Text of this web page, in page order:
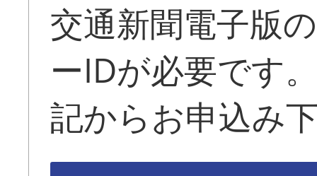
交通新聞電子版
ーIDが必要です
記からお申込み